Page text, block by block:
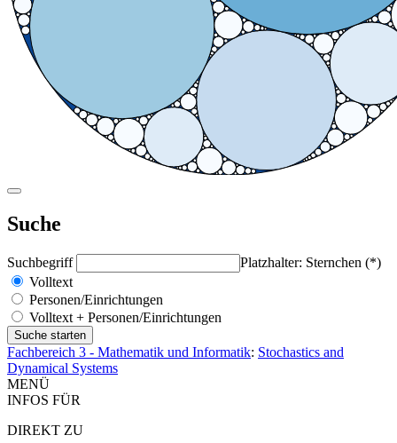
Suche
Suchbegriff
Platzhalter: Sternchen (*)
Volltext
Personen/Einrichtungen
Volltext + Personen/Einrichtungen
Fachbereich 3 - Mathematik und Informatik: Stochastics and
Dynamical Systems
MENÜ
INFOS FÜR
DIREKT ZU